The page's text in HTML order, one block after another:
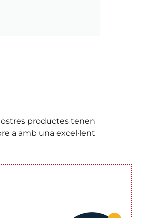
productes tenen
a amb una excel·lent